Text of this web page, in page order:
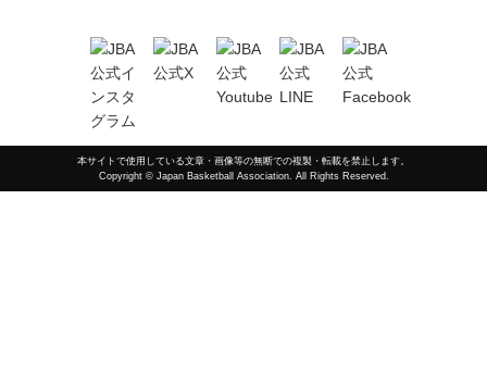
本サイトで使用している文章・画像等の無断での複製・転載を禁止します。
Copyright © Japan Basketball Association. All Rights Reserved.